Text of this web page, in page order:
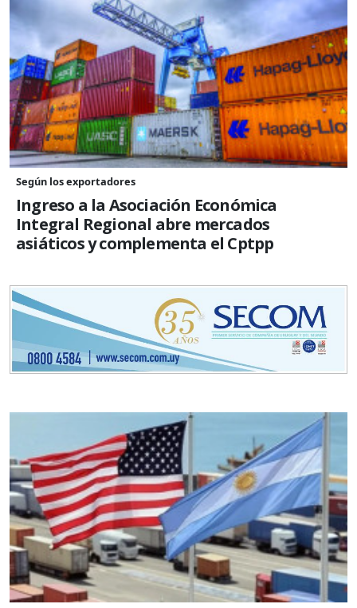
Según los exportadores
Ingreso a la Asociación Económica
Integral Regional abre mercados
asiáticos y complementa el Cptpp